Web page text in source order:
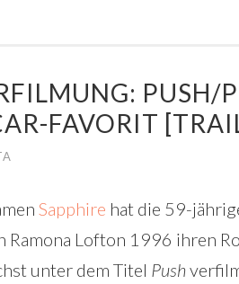
PUSH/
FAVORIT
Sapphire hat die 59-
Lofton 1996 ihren
unter dem Titel Push